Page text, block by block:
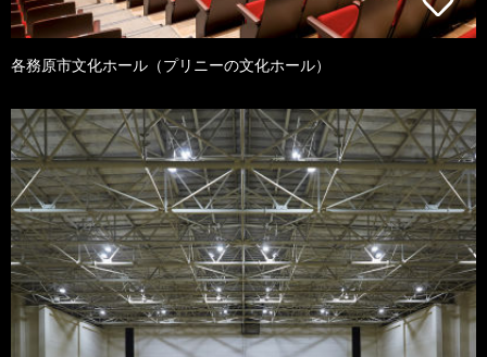
各務原市文化ホール（プリニーの文化ホール）